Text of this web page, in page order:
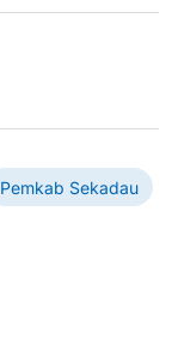
Pemkab Sekadau